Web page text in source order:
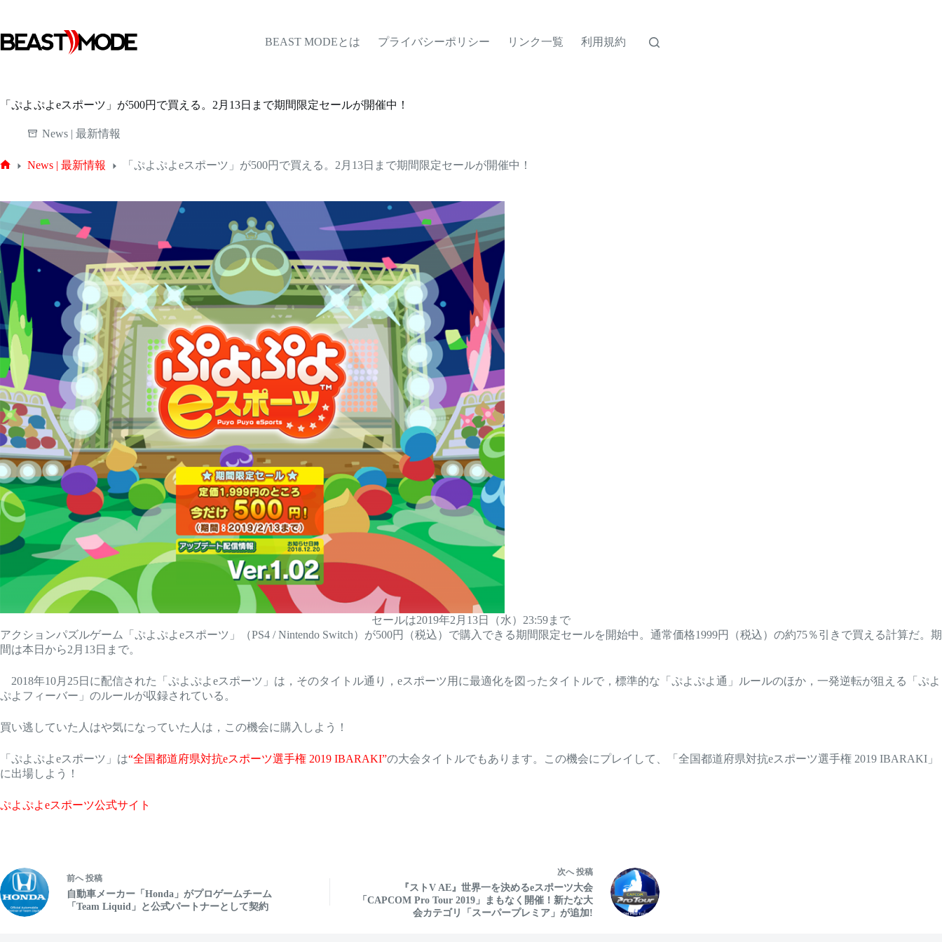
テ
ン
キ
BEAST MODEとは プライバシーポリシー リンク一覧 利用規約
「ぷよぷよeスポーツ」が500円で買える。2月13日まで期間限定セールが開催中！
News | 最新情報
ム
News | 最新情報 「ぷよぷよeスポーツ」が500円で買える。2月13日まで期間限定セールが開催中！
セールは2019年2月13日（水）23:59まで
アクションパズルゲーム「ぷよぷよeスポーツ」（PS4 / Nintendo Switch）が500円（税込）で購入できる期間限定セールを開始中。通常価格1999円（税込）の約75％引きで買える計算だ。期
間は本日から2月13日まで。
2018年10月25日に配信された「ぷよぷよeスポーツ」は，そのタイトル通り，eスポーツ用に最適化を図ったタイトルで，標準的な「ぷよぷよ通」ルールのほか，一発逆転が狙える「ぷよ
ぷよフィーバー」のルールが収録されている。
買い逃していた人はや気になっていた人は，この機会に購入しよう！
「ぷよぷよeスポーツ」は“全国都道府県対抗eスポーツ選手権 2019 IBARAKI”の大会タイトルでもあります。この機会にプレイして、「全国都道府県対抗eスポーツ選手権 2019 IBARAKI」
に出場しよう！
ぷよぷよeスポーツ公式サイト
前へ投稿
自動車メーカー「Honda」がプロゲームチーム
「Team Liquid」と公式パートナーとして契約
次へ投稿
『ストV AE』世界一を決めるeスポーツ大会
「CAPCOM Pro Tour 2019」まもなく開催！新たな大
会カテゴリ「スーパープレミア」が追加!